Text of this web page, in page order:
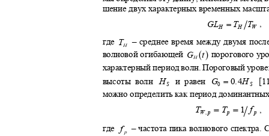
шение двух характерных временных
,
GLH = THTW
где – среднее время между двумя
TH
волновой огибающей порогового
GH(t)
характерный период волн. Пороговый
высоты волн и равенG0 = 0.4HS
HS
можно определить как период
,
TW, p= Tp= 1fp
где –частота пика волнового спектра.
fp